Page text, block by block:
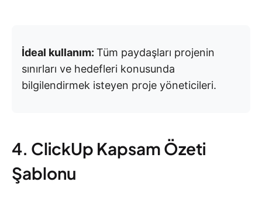
İdeal kullanım: Tüm paydaşları projenin
sınırları ve hedefleri konusunda
bilgilendirmek isteyen proje yöneticileri.
4. ClickUp Kapsam Özeti
Şablonu